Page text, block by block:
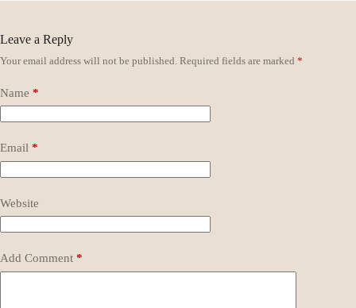
Leave a Reply
Your email address will not be published. Required fields are marked *
Name *
Email *
Website
Add Comment *